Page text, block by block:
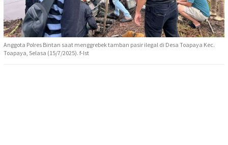
Anggota Polres Bintan saat menggrebek tamban pasir ilegal di Desa Toapaya Kec.
Toapaya, Selasa (15/7/2025). f-Ist